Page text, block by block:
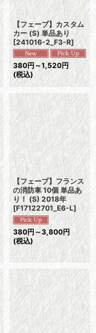
【フェーブ】カスタム
カー (S) 単品あり
[241016-2_F3-R]
380円～1,520円
(税込)
【フェーブ】フランス
の消防車 10個 単品あ
り！ (S) 2018年
[F17122701_E6-L]
380円～3,800円
(税込)